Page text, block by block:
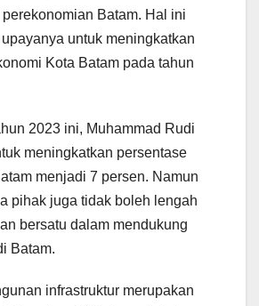
Batam. Hal ini
untuk meningkatkan
Kota Batam pada tahun
2023 ini, Muhammad Rudi
meningkatkan persentase
menjadi 7 persen. Namun
pihak juga tidak boleh lengah
bersatu dalam mendukung
Batam.
infrastruktur merupakan